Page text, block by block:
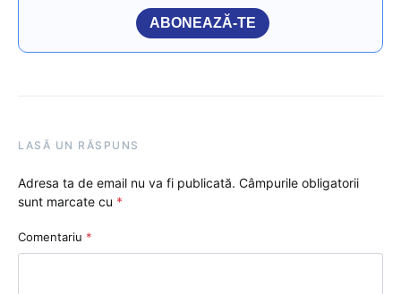
ABONEAZĂ-TE
LASĂ UN RĂSPUNS
Adresa ta de email nu va fi publicată. Câmpurile obligatorii
sunt marcate cu *
Comentariu *